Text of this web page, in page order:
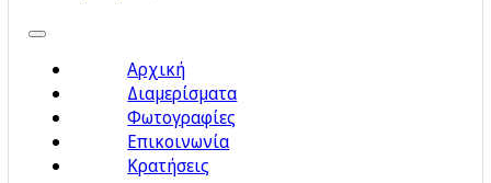
Αρχική
Διαμερίσματα
Φωτογραφίες
Επικοινωνία
Κρατήσεις